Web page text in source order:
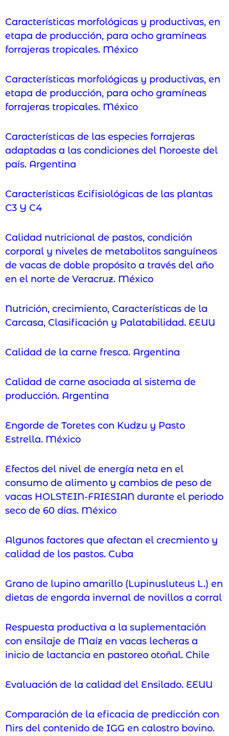
Características morfológicas y productivas, en
etapa de producción, para ocho gramíneas
forrajeras tropicales. México
Características morfológicas y productivas, en
etapa de producción, para ocho gramíneas
forrajeras tropicales. México
Características de las especies forrajeras
adaptadas a las condiciones del Noroeste del
país. Argentina
Características Ecifisiológicas de las plantas
C3 Y C4
Calidad nutricional de pastos, condición
corporal y niveles de metabolitos sanguíneos
de vacas de doble propósito a través del año
en el norte de Veracruz. México
Nutrición, crecimiento, Características de la
Carcasa, Clasificación y Palatabilidad. EEUU
Calidad de la carne fresca. Argentina
Calidad de carne asociada al sistema de
producción. Argentina
Engorde de Toretes con Kudzu y Pasto
Estrella. México
Efectos del nivel de energía neta en el
consumo de alimento y cambios de peso de
vacas HOLSTEIN-FRIESIAN durante el periodo
seco de 60 días. México
Algunos factores que afectan el crecmiento y
calidad de los pastos. Cuba
Grano de lupino amarillo (Lupinusluteus L.) en
dietas de engorda invernal de novillos a corral
Respuesta productiva a la suplementación
con ensilaje de Maíz en vacas lecheras a
inicio de lactancia en pastoreo otoñal. Chile
Evaluación de la calidad del Ensilado. EEUU
Comparación de la eficacia de predicción con
Nirs del contenido de IGG en calostro bovino.